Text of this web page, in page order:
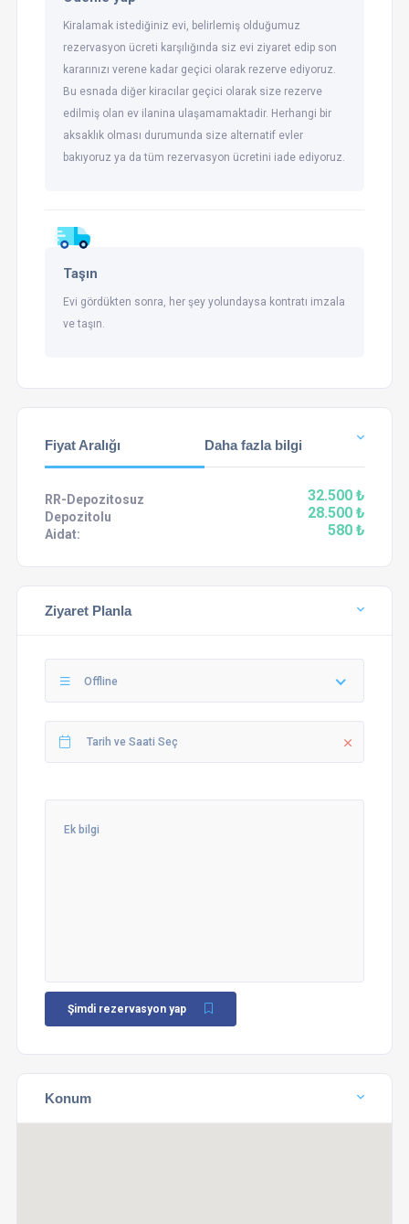
Kiralamak istediğiniz evi, belirlemiş olduğumuz
rezervasyon ücreti karşılığında siz evi ziyaret edip son
kararınızı verene kadar geçici olarak rezerve ediyoruz.
Bu esnada diğer kiracılar geçici olarak size rezerve
edilmiş olan ev ilanina ulaşamamaktadir. Herhangi bir
aksaklık olması durumunda size alternatif evler
bakıyoruz ya da tüm rezervasyon ücretini iade ediyoruz.
Taşın
Evi gördükten sonra, her şey yolundaysa kontratı imzala
ve taşın.
Fiyat Aralığı Daha fazla bilgi
RR-Depozitosuz 32.500 ₺
Depozitolu 28.500 ₺
Aidat: 580 ₺
Ziyaret Planla
Offline
Şimdi rezervasyon yap
Konum